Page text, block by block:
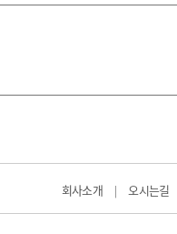
회사소개 | 오시는길